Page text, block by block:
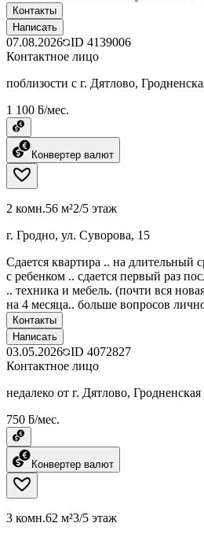
Контакты
Написать
07.08.2026 ID 4139006
Контактное лицо
поблизости с г. Дятлово,
1 100 ƃ/мес.
Конвертер валют
2 комн.56 м²2/5 этаж
г. Гродно, ул. Суворова, 15
Сдается квартира .. на
с ребенком .. сдается первый раз
.. техника и мебель. (почти вся
на 4 месяца.. больше вопросов
Контакты
Написать
03.05.2026 ID 4072827
Контактное лицо
недалеко от г. Дятлово, Гродненская
750 ƃ/мес.
Конвертер валют
3 комн.62 м²3/5 этаж